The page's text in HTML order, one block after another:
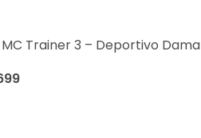
MC Trainer 3 – Deportivo Dama